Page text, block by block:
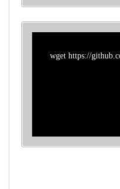
wget https://